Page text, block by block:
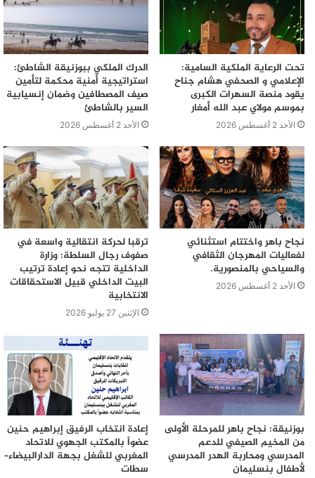
يهدف هذا المركز إلى صقل وتطوير المواهب، وفتح المجال
للتلميذات والتلاميذ للتعبير عن هواياتهم. كما يعتبر رافعة
أساسية، وإضافة نوعية لدعم الحياة المدرسية بالإقليم.
تحت الرعاية الملكية السامية:
الإعلامي و الصحفي هشام جناح
يقود منصة السهرات الكبرى
بموسم مولاي عبد الله أمغار
الأحد 2 أغسطس 2026
الدرك الملكي ببوزنيقة الشاطئ:
استراتيجية أمنية محكمة لتأمين
صيف المصطافين وضمان إنسيابية
السير بالشاطئ
الأحد 2 أغسطس 2026
نجاح باهر واختتام استثنائي
لفعاليات المهرجان الثقافي
والسياحي بالمنصورية.
الأحد 2 أغسطس 2026
ترقبا لحركة انتقالية واسعة في
صفوف رجال السلطة: وزارة
الداخلية تتجه نحو إعادة ترتيب
البيت الداخلي قبيل الاستحقاقات
الانتخابية
الإثنين 27 يوليو 2026
بوزنيقة: نجاح باهر للمرحلة الأولى
من المخيم الصيفي للدعم
المدرسي ومحاربة الهدر المدرسي
لأطفال بنسليمان
إعادة انتخاب الرفيق إبراهيم حنين
عضواً بالمكتب الجهوي للاتحاد
المغربي للشغل بجهة الدارالبيضاء–
سطات